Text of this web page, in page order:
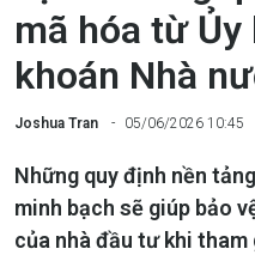
mã hóa từ Ủy
khoán Nhà
Joshua Tran 05/06/2026 10:45
Những quy định nền
minh bạch sẽ giúp bảo
của nhà đầu tư khi